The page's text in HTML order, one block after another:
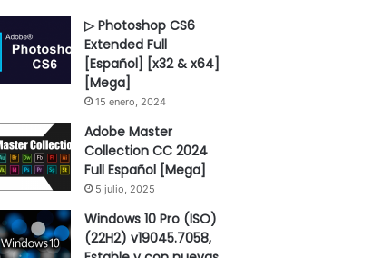
▷ Photoshop CS6
Extended Full
[Español] [x32 & x64]
[Mega]
15 enero, 2024
Adobe Master
Collection CC 2024
Full Español [Mega]
5 julio, 2025
Windows 10 Pro (ISO)
(22H2) v19045.7058,